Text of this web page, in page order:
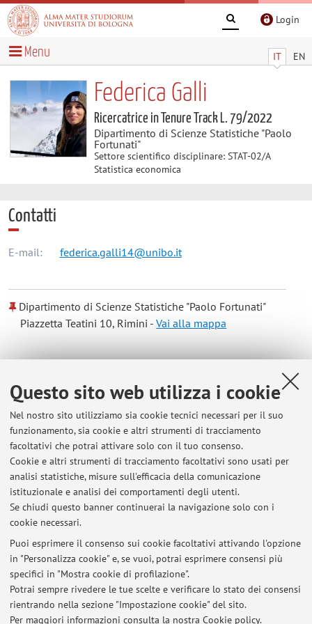
Questo sito web utilizza i cookie
Nel nostro sito utilizziamo sia cookie tecnici necessari per il suo
funzionamento, sia cookie e altri strumenti di tracciamento
facoltativi che potrai attivare solo con il tuo consenso.
Cookie e altri strumenti di tracciamento facoltativi sono usati per
analisi statistiche, misure sull'efficacia della comunicazione
istituzionale e analisi dei comportamenti degli utenti.
Se chiudi questo banner continuerai la navigazione solo con i
cookie necessari.
Puoi esprimere il consenso sui cookie facoltativi attivando l'opzione
in "Personalizza cookie" e, se vuoi, potrai esprimere consensi più
specifici in "Mostra cookie di profilazione".
Potrai sempre rivedere le tue scelte e verificare lo stato dei consensi
rientrando nella sezione "Impostazione cookie" del sito.
Per maggiori informazioni consulta la nostra Cookie policy.
Login
IT EN
Menu
Federica Galli
Ricercatrice in Tenure Track L. 79/2022
Dipartimento di Scienze Statistiche "Paolo
Fortunati"
Settore scientifico disciplinare: STAT-02/A
Statistica economica
Contatti
E-mail: federica.galli14@unibo.it
Dipartimento di Scienze Statistiche "Paolo Fortunati"
Piazzetta Teatini 10, Rimini -Vai alla mappa
ORCID
Orario di ricevimento
Ricevimento su appuntamento: scrivere una e-mail a
federica.galli14@unibo.it
Ultimi avvisi
Al momento non sono presenti avvisi.